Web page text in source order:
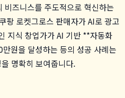
비즈니스를 주도적으로 혁신하는
팡 로켓그로스 판매자가 AI로 광고
지식 창업가가 AI 기반 **자동화
원을 달성하는 등의 성공 사례는
명확히 보여줍니다.